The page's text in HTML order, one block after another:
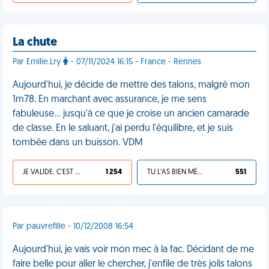
La chute
Par Emilie.Lry - 07/11/2024 16:15 - France - Rennes
Aujourd'hui, je décide de mettre des talons, malgré mon
1m78. En marchant avec assurance, je me sens
fabuleuse… jusqu'à ce que je croise un ancien camarade
de classe. En le saluant, j'ai perdu l'équilibre, et je suis
tombée dans un buisson. VDM
JE VALIDE, C'EST UNE VDM 1 254 TU L'AS BIEN MÉRITÉ 551
Par pauvrefille - 10/12/2008 16:54
Aujourd'hui, je vais voir mon mec à la fac. Décidant de me
faire belle pour aller le chercher, j'enfile de très jolis talons